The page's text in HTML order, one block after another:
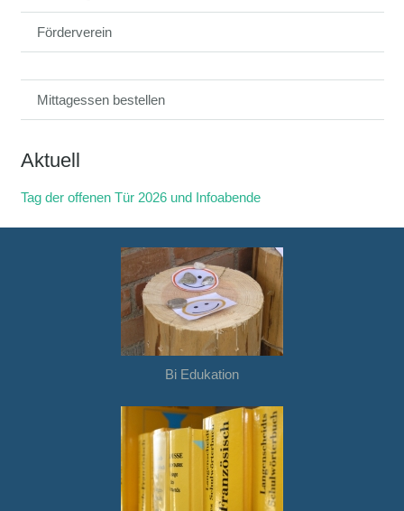
Förderverein
Mittagessen bestellen
Aktuell
Tag der offenen Tür 2026 und Infoabende
Bi Edukation